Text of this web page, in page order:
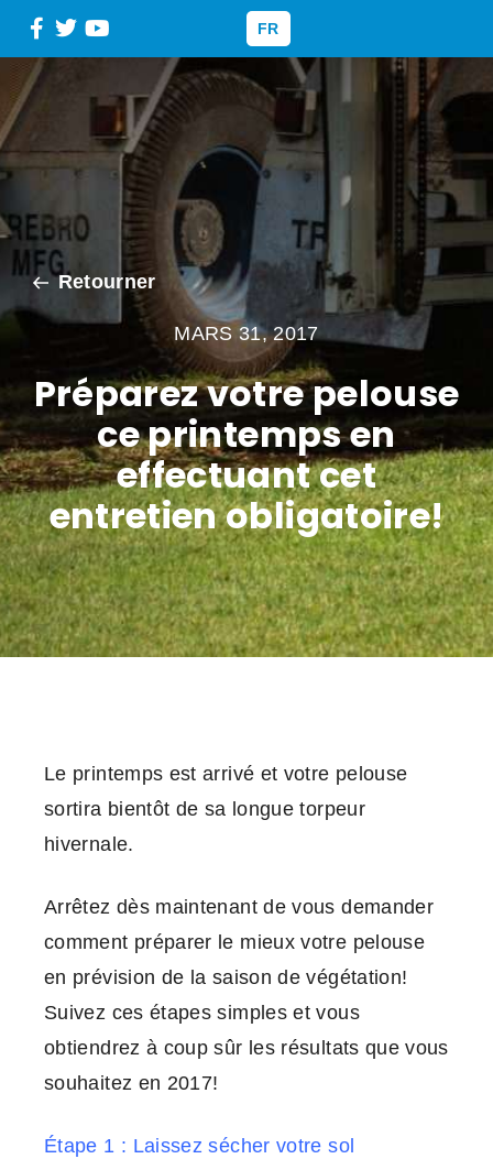
FR
Retourner
MARS 31, 2017
Préparez votre pelouse
ce printemps en
effectuant cet
entretien obligatoire!
Le printemps est arrivé et votre pelouse
sortira bientôt de sa longue torpeur
hivernale.
Arrêtez dès maintenant de vous demander
comment préparer le mieux votre pelouse
en prévision de la saison de végétation!
Suivez ces étapes simples et vous
obtiendrez à coup sûr les résultats que vous
souhaitez en 2017!
Étape 1 : Laissez sécher votre sol